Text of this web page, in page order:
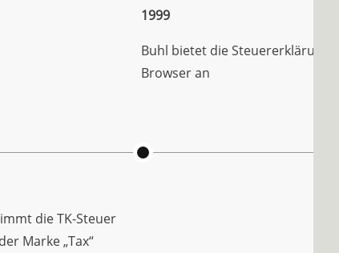
die TK-Steuer
Marke „Tax“
1999
Buhl bietet die Steuererklärung
Browser an